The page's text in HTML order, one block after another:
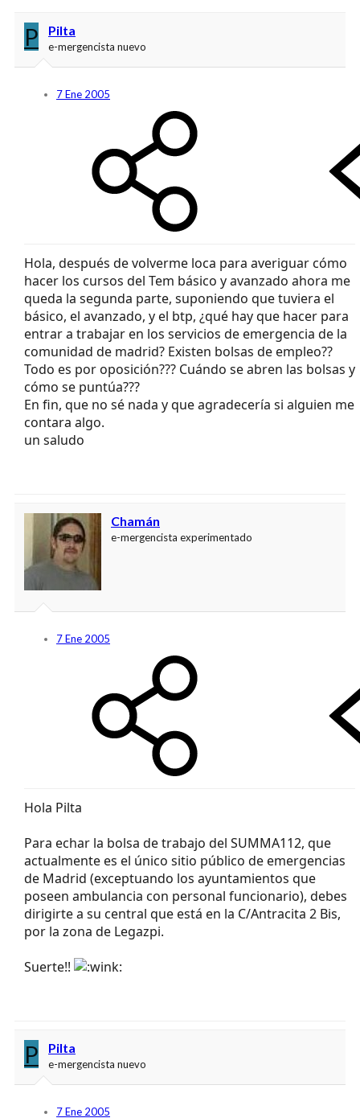
P Pilta
e-mergencista nuevo
7 Ene 2005
Hola, después de volverme loca para averiguar cómo
hacer los cursos del Tem básico y avanzado ahora me
queda la segunda parte, suponiendo que tuviera el
básico, el avanzado, y el btp, ¿qué hay que hacer para
entrar a trabajar en los servicios de emergencia de la
comunidad de madrid? Existen bolsas de empleo??
Todo es por oposición??? Cuándo se abren las bolsas y
cómo se puntúa???
En fin, que no sé nada y que agradecería si alguien me
contara algo.
un saludo
Chamán
e-mergencista experimentado
7 Ene 2005
Hola Pilta
Para echar la bolsa de trabajo del SUMMA112, que
actualmente es el único sitio público de emergencias
de Madrid (exceptuando los ayuntamientos que
poseen ambulancia con personal funcionario), debes
dirigirte a su central que está en la C/Antracita 2 Bis,
por la zona de Legazpi.
Suerte!!
P Pilta
e-mergencista nuevo
7 Ene 2005